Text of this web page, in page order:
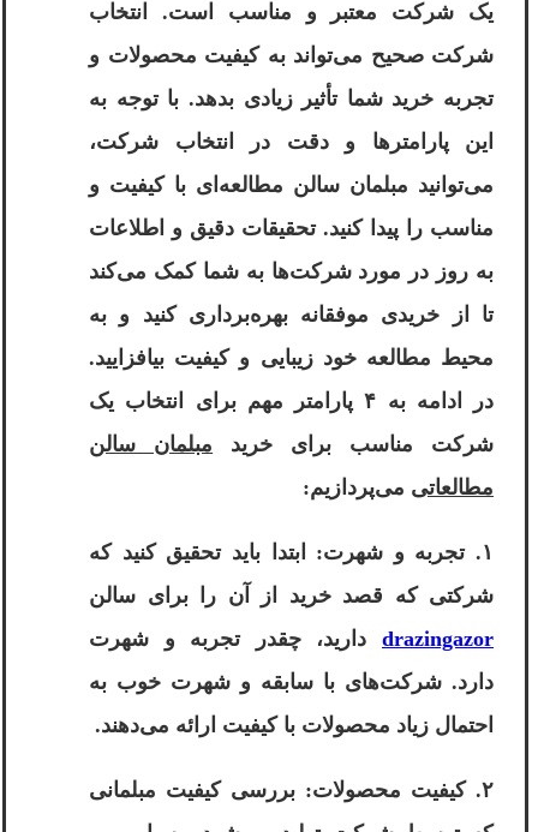
یک شرکت معتبر و مناسب است. انتخاب
شرکت صحیح می‌تواند به کیفیت محصولات و
تجربه خرید شما تأثیر زیادی بدهد. با توجه به
این پارامترها و دقت در انتخاب شرکت،
می‌توانید مبلمان سالن مطالعه‌ای با کیفیت و
مناسب را پیدا کنید. تحقیقات دقیق و اطلاعات
به روز در مورد شرکت‌ها به شما کمک می‌کند
تا از خریدی موفقانه بهره‌برداری کنید و به
محیط مطالعه خود زیبایی و کیفیت بیافزایید.
در ادامه به ۴ پارامتر مهم برای انتخاب یک
شرکت مناسب برای خرید مبلمان سالن
مطالعاتی می‌پردازیم:
۱. تجربه و شهرت: ابتدا باید تحقیق کنید که
شرکتی که قصد خرید از آن را برای سالن
drazingazor دارید، چقدر تجربه و شهرت
دارد. شرکت‌های با سابقه و شهرت خوب به
احتمال زیاد محصولات با کیفیت ارائه می‌دهند.
۲. کیفیت محصولات: بررسی کیفیت مبلمانی